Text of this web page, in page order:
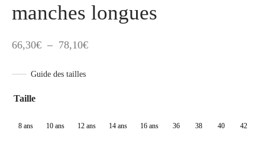
manches longues
66,30€ – 78,10€Plage
78,10€
Guide des tailles
Taille
8 ans 10 ans 12 ans 14 ans 16 ans 36 38 40 42